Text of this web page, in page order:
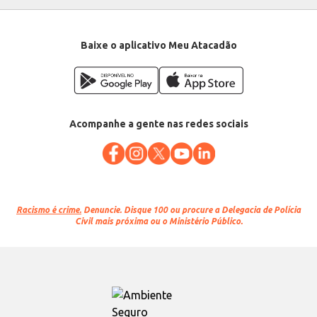
Baixe o aplicativo Meu Atacadão
Acompanhe a gente nas redes sociais
Racismo é crime. Denuncie. Disque 100 ou procure a Delegacia de Polícia
Civil mais próxima ou o Ministério Público.